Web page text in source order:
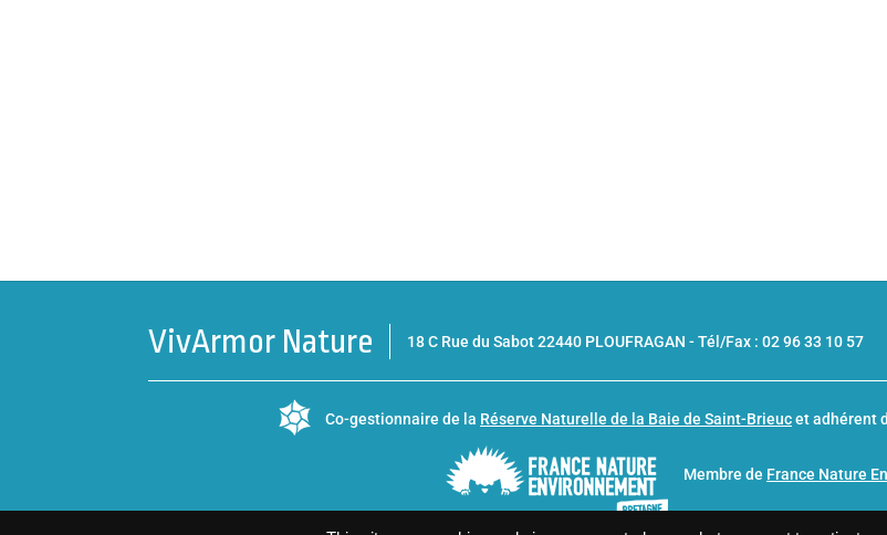
VivArmor Nature 18 C Rue du Sabot 22440 PLOUFRAGAN -Tél/Fax : 02 96 33 10 57
Co-gestionnaire de la Réserve Naturelle de la Baie de Saint-Brieucet adhérent
Membre de France Nature